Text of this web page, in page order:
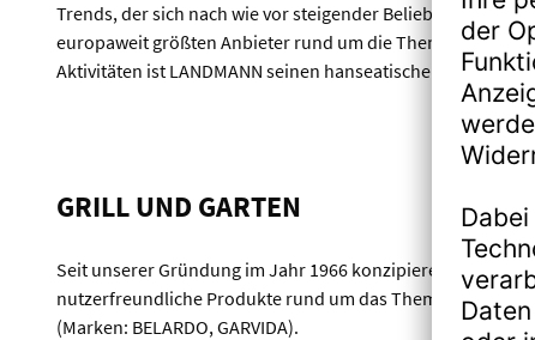
Trends, der sich nach wie vor steigender Beliebtheit
europaweit größten Anbieter rund um die Themen Grillen
Aktivitäten ist LANDMANN seinen hanseatischen Wurzeln
GRILL UND GARTEN
Seit unserer Gründung im Jahr 1966 konzipieren und
nutzerfreundliche Produkte rund um das Thema Grillen
(Marken: BELARDO, GARVIDA).